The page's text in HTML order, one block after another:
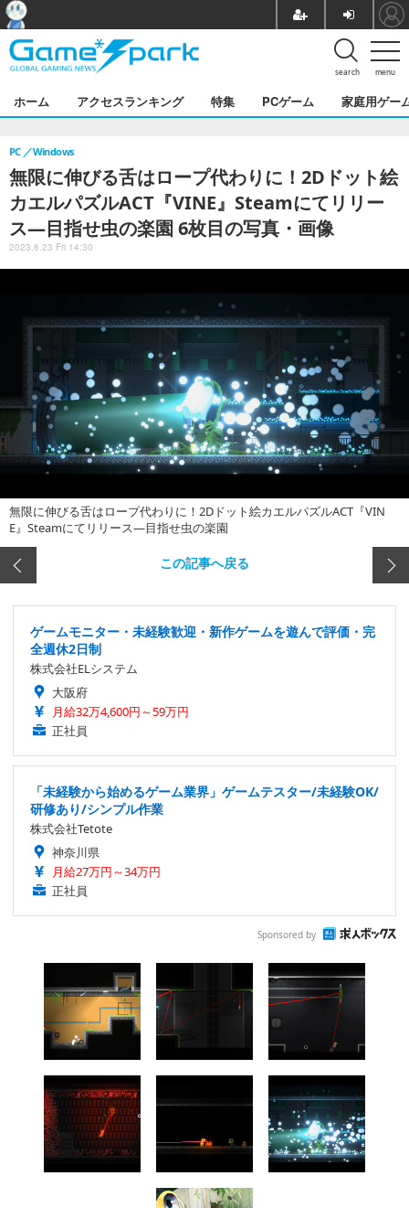
menu
search
ホーム アクセスランキング 特集 PCゲーム 家庭用ゲー
無限に伸びる舌はロープ代わりに！2Dドット絵
カエルパズルACT『VINE』Steamにてリリー
ス―目指せ虫の楽園 6枚目の写真・画像
PC Windows
2023.6.23 Fri 14:30
無限に伸びる舌はロープ代わりに！2Dドット絵カエルパズルACT『VIN
E』Steamにてリリース―目指せ虫の楽園
この記事へ戻る
ゲームモニター・未経験歓迎・新作ゲームを遊んで評価・完
全週休2日制
株式会社ELシステム
大阪府
月給32万4,600円～59万円
正社員
「未経験から始めるゲーム業界」ゲームテスター/未経験OK/
研修あり/シンプル作業
株式会社Tetote
神奈川県
月給27万円～34万円
正社員
Sponsored by